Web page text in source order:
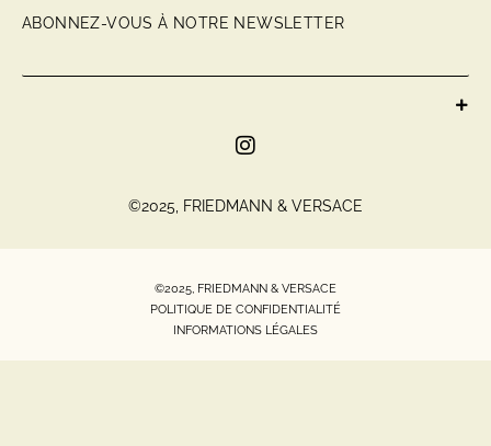
ABONNEZ-VOUS À NOTRE NEWSLETTER
©2025, FRIEDMANN & VERSACE
©2025, FRIEDMANN & VERSACE
POLITIQUE DE CONFIDENTIALITÉ
INFORMATIONS LÉGALES